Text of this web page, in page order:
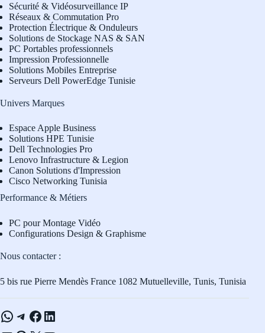
Sécurité & Vidéosurveillance IP
Réseaux & Commutation Pro
Protection Électrique & Onduleurs
Solutions de Stockage NAS & SAN
PC Portables professionnels
Impression Professionnelle
Solutions Mobiles Entreprise
Serveurs Dell PowerEdge Tunisie
Univers Marques
Espace Apple Business
Solutions HPE Tunisie
Dell Technologies Pro
Lenovo Infrastructure & Legion
Canon Solutions d'Impression
Cisco Networking Tunisia
Performance & Métiers
PC pour Montage Vidéo
Configurations Design & Graphisme
Nous contacter :
5 bis rue Pierre Mendès France 1082 Mutuelleville, Tunis, Tunisia
WhatsApp
Telegram
Facebook
LinkedIn